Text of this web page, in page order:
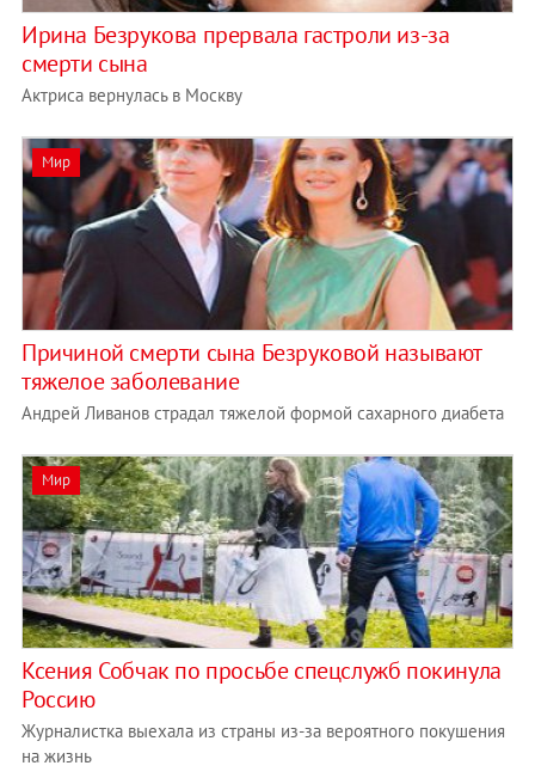
Ирина Безрукова прервала гастроли из-за
смерти сына
Актриса вернулась в Москву
Мир
Причиной смерти сына Безруковой называют
тяжелое заболевание
Андрей Ливанов страдал тяжелой формой сахарного диабета
Мир
Ксения Собчак по просьбе спецслужб покинула
Россию
Журналистка выехала из страны из-за вероятного покушения
на жизнь